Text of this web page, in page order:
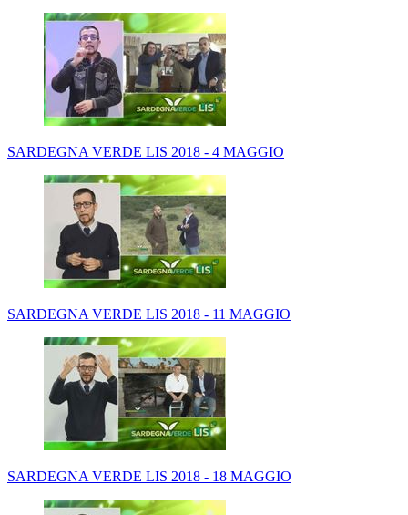
SARDEGNA VERDE LIS 2018 - 4 MAGGIO
SARDEGNA VERDE LIS 2018 - 11 MAGGIO
SARDEGNA VERDE LIS 2018 - 18 MAGGIO